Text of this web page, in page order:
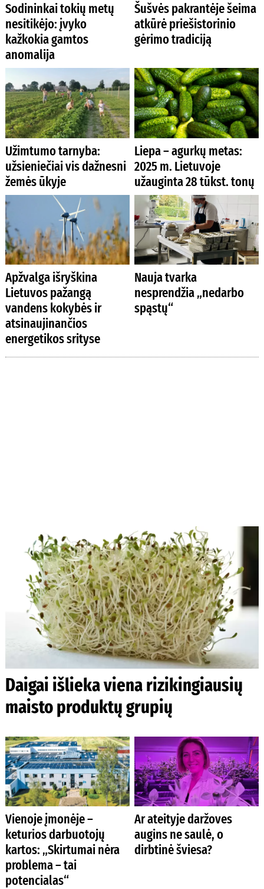
Sodininkai tokių metų
nesitikėjo: įvyko
kažkokia gamtos
anomalija
Šušvės pakrantėje šeima
atkūrė priešistorinio
gėrimo tradiciją
Užimtumo tarnyba:
užsieniečiai vis dažnesni
žemės ūkyje
Liepa – agurkų metas:
2025 m. Lietuvoje
užauginta 28 tūkst. tonų
Apžvalga išryškina
Lietuvos pažangą
vandens kokybės ir
atsinaujinančios
energetikos srityse
Nauja tvarka
nesprendžia „nedarbo
spąstų“
Daigai išlieka viena rizikingiausių
maisto produktų grupių
Vienoje įmonėje –
keturios darbuotojų
kartos: „Skirtumai nėra
problema – tai
potencialas“
Ar ateityje daržoves
augins ne saulė, o
dirbtinė šviesa?